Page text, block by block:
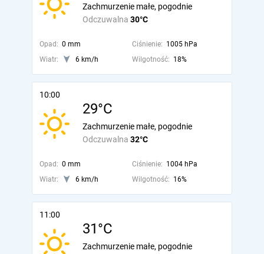
Odczuwalna 30°C
Zachmurzenie małe, pogodnie
Opad: 0 mm Ciśnienie: 1005 hPa
Wiatr:
6 km/h Wilgotność: 18%
10:00
29°C
Odczuwalna 32°C
Zachmurzenie małe, pogodnie
Opad: 0 mm Ciśnienie: 1004 hPa
Wiatr:
6 km/h Wilgotność: 16%
11:00
31°C
Zachmurzenie małe, pogodnie